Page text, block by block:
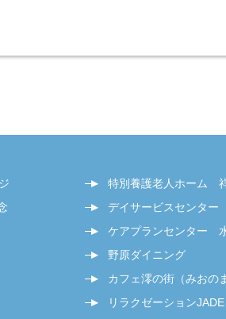
特別養護老人ホーム
デイサービスセンタ
ケアプランセンター
野原ダイニング
カフェ澪の街（みおの
リラクゼーションJADE